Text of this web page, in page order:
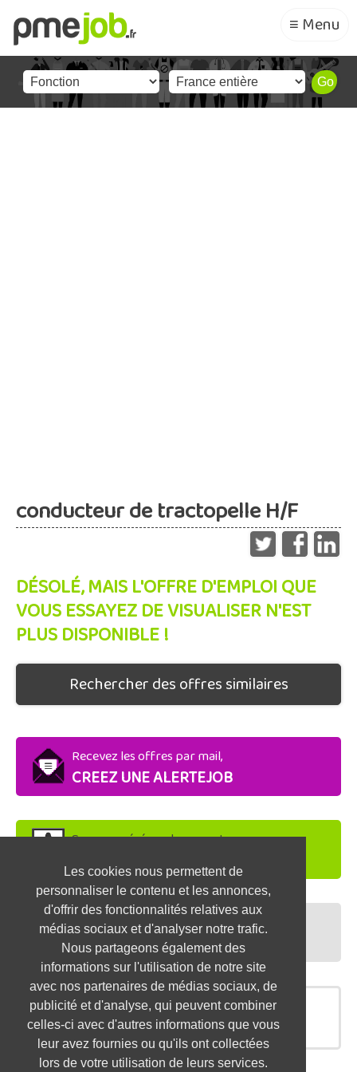
Les cookies nous permettent de
personnaliser le contenu et les annonces,
d'offrir des fonctionnalités relatives aux
médias sociaux et d'analyser notre trafic.
Nous partageons également des
informations sur l'utilisation de notre site
avec nos partenaires de médias sociaux, de
publicité et d'analyse, qui peuvent combiner
celles-ci avec d'autres informations que vous
leur avez fournies ou qu'ils ont collectées
lors de votre utilisation de leurs services.
≡ Menu
conducteur de tractopelle H/F
DÉSOLÉ, MAIS L'OFFRE D'EMPLOI QUE
VOUS ESSAYEZ DE VISUALISER N'EST
PLUS DISPONIBLE !
Rechercher des offres similaires
Recevez les offres par mail,
CREEZ UNE ALERTEJOB
Soyez repéré par les recruteurs,
DEPOSEZ VOTRE CV
Préparez vos entretiens,
TESTEZ-VOUS
OFFRES SIMILAIRES